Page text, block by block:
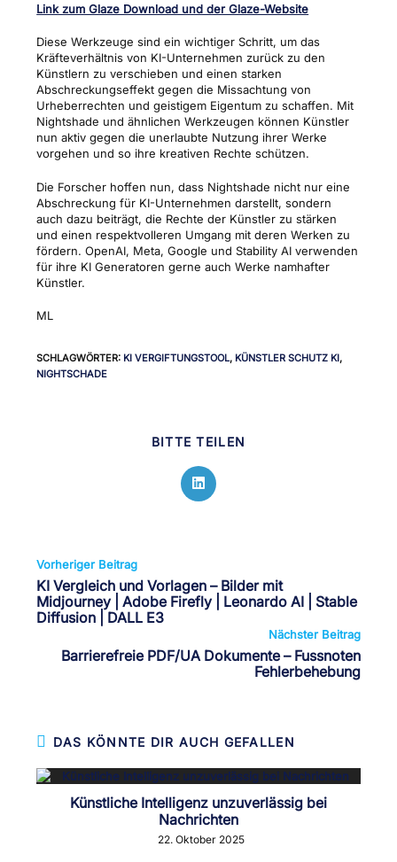
Link zum Glaze Download und der Glaze-Website
Diese Werkzeuge sind ein wichtiger Schritt, um das
Kräfteverhältnis von KI-Unternehmen zurück zu den
Künstlern zu verschieben und einen starken
Abschreckungseffekt gegen die Missachtung von
Urheberrechten und geistigem Eigentum zu schaffen. Mit
Nightshade und ähnlichen Werkzeugen können Künstler
nun aktiv gegen die unerlaubte Nutzung ihrer Werke
vorgehen und so ihre kreativen Rechte schützen.
Die Forscher hoffen nun, dass Nightshade nicht nur eine
Abschreckung für KI-Unternehmen darstellt, sondern
auch dazu beiträgt, die Rechte der Künstler zu stärken
und einen respektvolleren Umgang mit deren Werken zu
fördern. OpenAI, Meta, Google und Stability AI verwenden
für ihre KI Generatoren gerne auch Werke namhafter
Künstler.
ML
SCHLAGWÖRTER: KI VERGIFTUNGSTOOL, KÜNSTLER SCHUTZ KI,
NIGHTSCHADE
BITTE TEILEN
Öffnet
in
Weitere
Artikel
ansehen
Vorheriger Beitrag
KI Vergleich und Vorlagen – Bilder mit
Midjourney | Adobe Firefly | Leonardo AI | Stable
Diffusion | DALL E3
Nächster Beitrag
Barrierefreie PDF/UA Dokumente – Fussnoten
Fehlerbehebung
DAS KÖNNTE DIR AUCH GEFALLEN
Künstliche Intelligenz unzuverlässig bei
Nachrichten
22. Oktober 2025